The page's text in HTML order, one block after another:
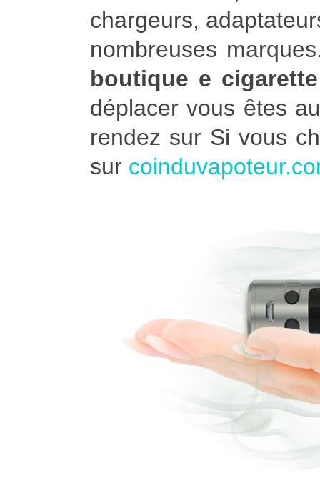
chargeurs,
nombreuses
boutique e
déplacer vous êtes
rendez sur Si vous
sur